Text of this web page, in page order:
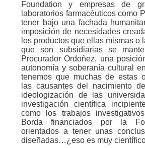
Foundation y empresas de
laboratorios farmacéuticos como
tener bajo una fachada
imposición de necesidades
los productos que ellas mismas o
que son subsidiarias se
Procurador Ordoñez, una
autonomía y soberanía cultural
tenemos que muchas de estas
las causantes del nacimiento
ideologización de las
investigación científica
como los trabajos
Borda financiados por la
orientados a tener unas
diseñadas…¿eso es muy